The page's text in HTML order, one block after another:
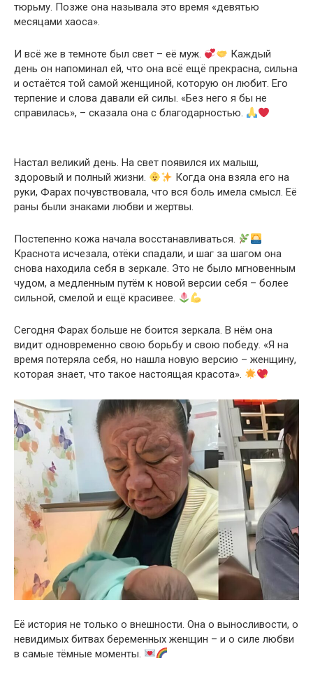
тюрьму. Позже она называла это время «девятью
месяцами хаоса».
И всё же в темноте был свет – её муж.
Каждый
день он напоминал ей, что она всё ещё прекрасна, сильна
и остаётся той самой женщиной, которую он любит. Его
терпение и слова давали ей силы. «Без него я бы не
справилась», – сказала она с благодарностью.
Настал великий день. На свет появился их малыш,
здоровый и полный жизни.
Когда она взяла его на
руки, Фарах почувствовала, что вся боль имела смысл. Её
раны были знаками любви и жертвы.
Постепенно кожа начала восстанавливаться.
Краснота исчезала, отёки спадали, и шаг за шагом она
снова находила себя в зеркале. Это не было мгновенным
чудом, а медленным путём к новой версии себя – более
сильной, смелой и ещё красивее.
Сегодня Фарах больше не боится зеркала. В нём она
видит одновременно свою борьбу и свою победу. «Я на
время потеряла себя, но нашла новую версию – женщину,
которая знает, что такое настоящая красота».
Её история не только о внешности. Она о выносливости, о
невидимых битвах беременных женщин – и о силе любви
в самые тёмные моменты.